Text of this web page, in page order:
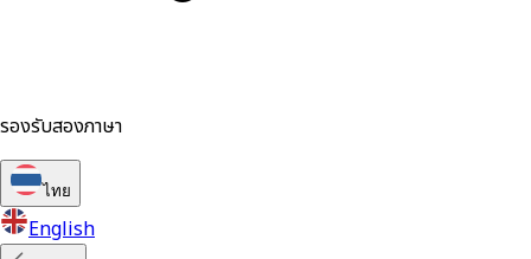
รองรับสองภาษา
ไทย
English